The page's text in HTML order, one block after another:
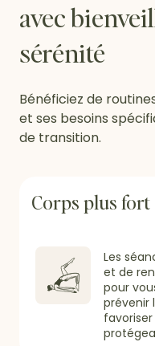
avec
sérénité
Bénéficiez de
et ses besoins
de transition.
Corps plus
Les
et de
pour
prévenir